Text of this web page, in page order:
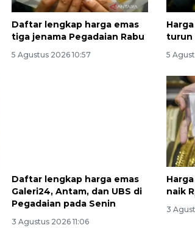
Daftar lengkap harga emas
tiga jenama Pegadaian Rabu
5 Agustus 2026 10:57
turun
5
Daftar lengkap harga emas
Galeri24, Antam, dan UBS di
Pegadaian pada Senin
3 Agustus 2026 11:06
naik
3
2026-08-06